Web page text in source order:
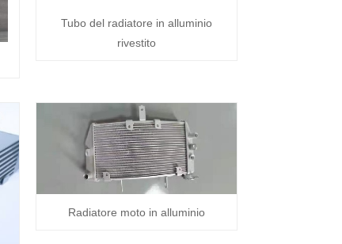
Tubo del radiatore in alluminio
rivestito
Radiatore moto in alluminio